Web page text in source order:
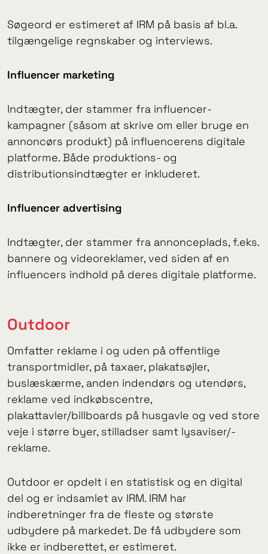
Søgeord er estimeret af IRM på basis af bl.a.
tilgængelige regnskaber og interviews.
Influencer marketing
Indtægter, der stammer fra influencer-
kampagner (såsom at skrive om eller bruge en
annoncørs produkt) på influencerens digitale
platforme. Både produktions- og
distributionsindtægter er inkluderet.
Influencer advertising
Indtægter, der stammer fra annonceplads, f.eks.
bannere og videoreklamer, ved siden af en
influencers indhold på deres digitale platforme.
Outdoor
Omfatter reklame i og uden på offentlige
transportmidler, på taxaer, plakatsøjler,
buslæskærme, anden indendørs og utendørs,
reklame ved indkøbscentre,
plakattavler/billboards på husgavle og ved store
veje i større byer, stilladser samt lysaviser/-
reklame.
Outdoor er opdelt i en statistisk og en digital
del og er indsamlet av IRM. IRM har
indberetninger fra de fleste og største
udbydere på markedet. De få udbydere som
ikke er indberettet, er estimeret.